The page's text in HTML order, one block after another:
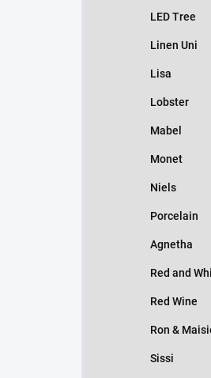
LED Tree
Linen Uni
Lisa
Lobster
Mabel
Monet
Niels
Porcelain
Agnetha
Red and
Red Wine
Ron &
Sissi